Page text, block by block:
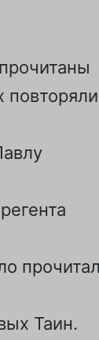
повторяли
Таин.